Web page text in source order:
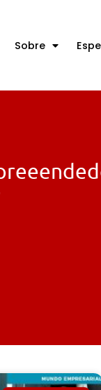
Sobre